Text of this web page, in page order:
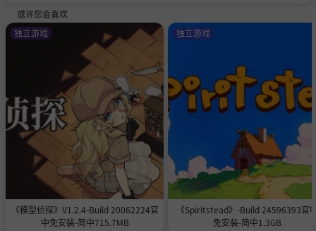
或许您会喜欢
《模型侦探》V1.2.4-Build 20062224官
中免安装-简中715.7MB
独立游戏
《Spiritstead》-Build 24596393官
免安装-简中1.3GB
独立游戏